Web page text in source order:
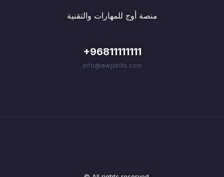
منصة أوج للمهارات والتقنية
+96811111111
info@awjskills.com